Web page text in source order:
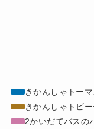
きかんしゃトー
きかんしゃトビ
2かいだてバスの